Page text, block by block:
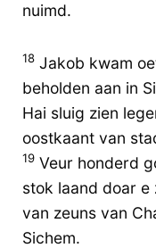
nuimd.
18 Jakob kwam
beholden aan in
Hai sluig zien
oostkaant van
19 Veur honderd
stok laand doar e
van zeuns van
Sichem.